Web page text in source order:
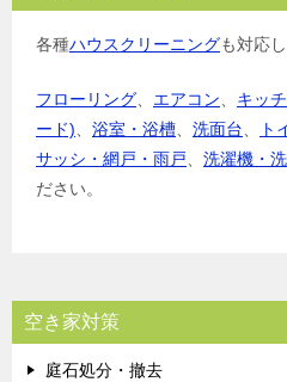
各種ハウスクリーニングも対応
フローリング エアコン キッ
ード)
浴室・浴槽 洗面台 ト
サッシ・網戸・雨戸
洗濯機・
ださい。
空き家対策
庭石処分・撤去